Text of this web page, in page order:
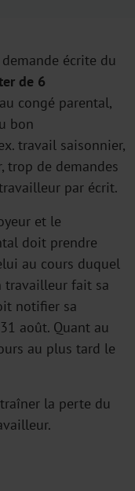
écrite du
de 6
congé parental,
bon
travail saisonnier,
de demandes
par écrit.
et le
doit prendre
au cours duquel
travailleur fait sa
notifier sa
août. Quant au
au plus tard le
la perte du